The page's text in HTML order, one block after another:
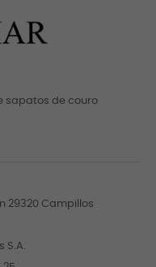
sapatos de couro
29320 Campillos
S.A.